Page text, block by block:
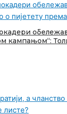
кампањом“: